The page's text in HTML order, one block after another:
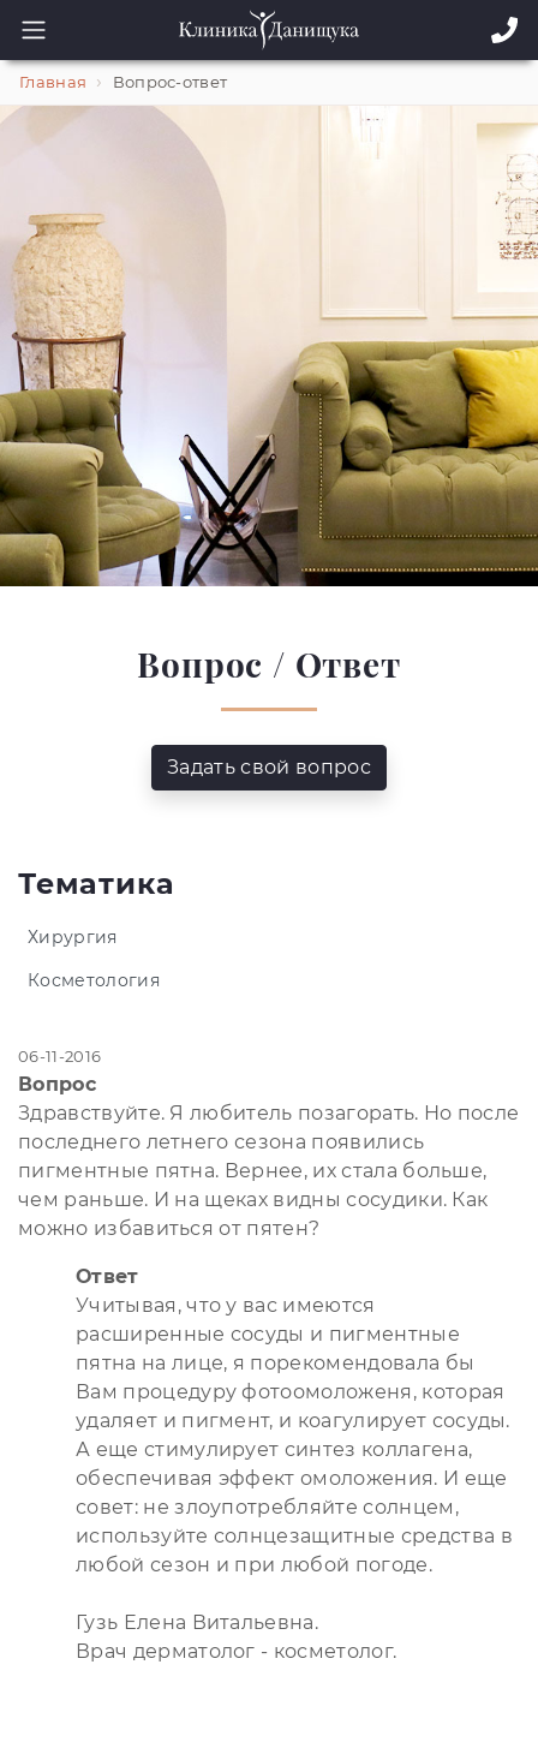
Главная Вопрос-ответ
Вопрос / Ответ
Задать свой вопрос
Тематика
Хирургия
Косметология
06-11-2016
Вопрос
Здравствуйте. Я любитель позагорать. Но после
последнего летнего сезона появились
пигментные пятна. Вернее, их стала больше,
чем раньше. И на щеках видны сосудики. Как
можно избавиться от пятен?
Ответ
Учитывая, что у вас имеются
расширенные сосуды и пигментные
пятна на лице, я порекомендовала бы
Вам процедуру фотоомоложеня, которая
удаляет и пигмент, и коагулирует сосуды.
А еще стимулирует синтез коллагена,
обеспечивая эффект омоложения. И еще
совет: не злоупотребляйте солнцем,
используйте солнцезащитные средства в
любой сезон и при любой погоде.
Гузь Елена Витальевна.
Врач дерматолог - косметолог.